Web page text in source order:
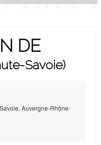
DE
Savoie)
Auvergne-Rhône-